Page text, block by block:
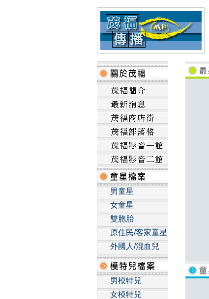
男童星
女童星
雙胞胎
原住民/客家童星
外國人/混血兒
男模特兒
女模特兒